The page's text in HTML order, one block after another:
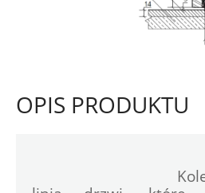
OPIS PRODUKTU